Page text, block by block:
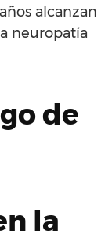
alcanzan
neuropatía
de
la